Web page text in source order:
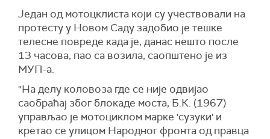
Један од мотоцклиста који су учествовали на
протесту у Новом Саду задобио је тешке
телесне повреде када је, данас нешто после
13 часова, пао са возила, саопштено је из
МУП-а.
"На делу коловоза где се није одвијао
саобраћај због блокаде моста, Б.К. (1967)
управљао је мотоциклом марке 'сузуки' и
кретао се улицом Народног фронта од правца